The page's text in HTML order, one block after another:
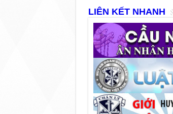
LIÊN KẾT NHANH